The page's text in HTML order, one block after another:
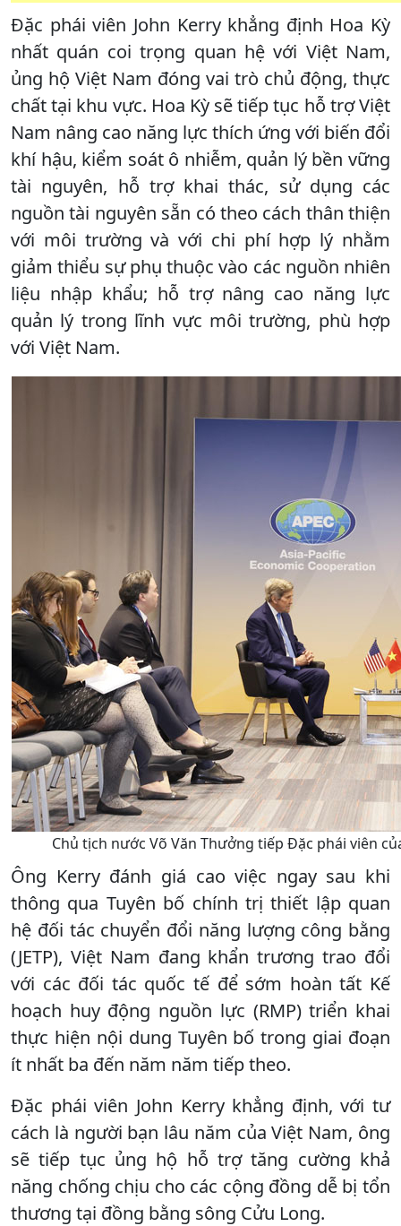
Đặc phái viên John Kerry khẳng định Hoa Kỳ
nhất quán coi trọng quan hệ với Việt Nam,
ủng hộ Việt Nam đóng vai trò chủ động, thực
chất tại khu vực. Hoa Kỳ sẽ tiếp tục hỗ trợ Việt
Nam nâng cao năng lực thích ứng với biến đổi
khí hậu, kiểm soát ô nhiễm, quản lý bền vững
tài nguyên, hỗ trợ khai thác, sử dụng các
nguồn tài nguyên sẵn có theo cách thân thiện
với môi trường và với chi phí hợp lý nhằm
giảm thiểu sự phụ thuộc vào các nguồn nhiên
liệu nhập khẩu; hỗ trợ nâng cao năng lực
quản lý trong lĩnh vực môi trường, phù hợp
với Việt Nam.
Chủ tịch nước Võ Văn Thưởng tiếp Đặc phái viên
Ông Kerry đánh giá cao việc ngay sau khi
thông qua Tuyên bố chính trị thiết lập quan
hệ đối tác chuyển đổi năng lượng công bằng
(JETP), Việt Nam đang khẩn trương trao đổi
với các đối tác quốc tế để sớm hoàn tất Kế
hoạch huy động nguồn lực (RMP) triển khai
thực hiện nội dung Tuyên bố trong giai đoạn
ít nhất ba đến năm năm tiếp theo.
Đặc phái viên John Kerry khẳng định, với tư
cách là người bạn lâu năm của Việt Nam, ông
sẽ tiếp tục ủng hộ hỗ trợ tăng cường khả
năng chống chịu cho các cộng đồng dễ bị tổn
thương tại đồng bằng sông Cửu Long.